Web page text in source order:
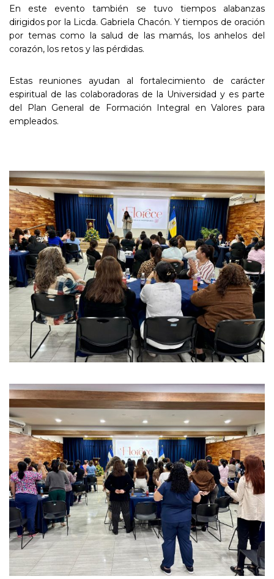
En este evento también se tuvo tiempos alabanzas
dirigidos por la Licda. Gabriela Chacón. Y tiempos de oración
por temas como la salud de las mamás, los anhelos del
corazón, los retos y las pérdidas.
Estas reuniones ayudan al fortalecimiento de carácter
espiritual de las colaboradoras de la Universidad y es parte
del Plan General de Formación Integral en Valores para
empleados.